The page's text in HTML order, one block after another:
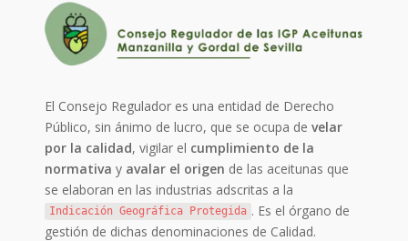
El Consejo Regulador es una entidad de Derecho
Público, sin ánimo de lucro, que se ocupa develar
por la calidad, vigilar el cumplimiento de la
normativa y avalar el origen de las aceitunas que
se elaboran en las industrias adscritas a la
Indicación Geográfica Protegida . Es el órgano de
gestión de dichas denominaciones de Calidad.